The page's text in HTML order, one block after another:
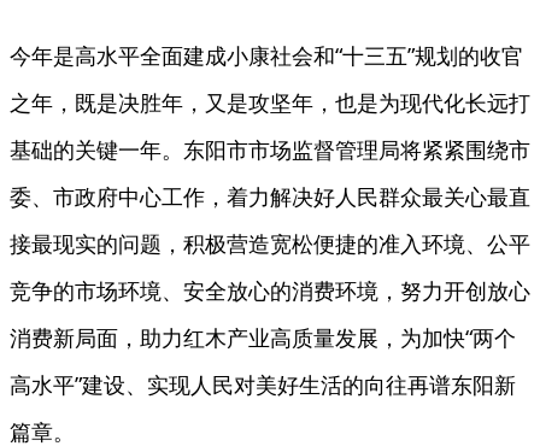
今年是高水平全面建成小康社会和“十三五”规划的收官
之年，既是决胜年，又是攻坚年，也是为现代化长远打
基础的关键一年。东阳市市场监督管理局将紧紧围绕市
委、市政府中心工作，着力解决好人民群众最关心最直
接最现实的问题，积极营造宽松便捷的准入环境、公平
竞争的市场环境、安全放心的消费环境，努力开创放心
消费新局面，助力红木产业高质量发展，为加快“两个
高水平”建设、实现人民对美好生活的向往再谱东阳新
篇章。